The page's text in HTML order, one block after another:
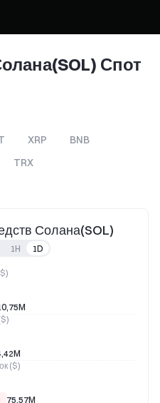
Спот
XRP
BNB
TRX
Солана(SOL)
1H 1D
($)
75,57M